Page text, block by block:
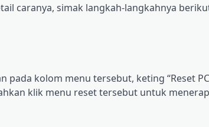
саrаnуа, simak lаngkаh-lаngkаhnуа berikut
kolom menu tеrѕеbut, keting “Rеѕеt
klik mеnu rеѕеt tеrѕеbut untuk